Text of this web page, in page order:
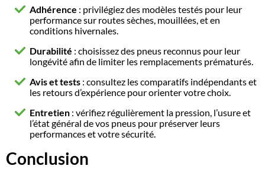
Adhérence : privilégiez des modèles testés pour leur
performance sur routes sèches, mouillées, et en
conditions hivernales.
Durabilité : choisissez des pneus reconnus pour leur
longévité afin de limiter les remplacements prématurés.
Avis et tests : consultez les comparatifs indépendants et
les retours d’expérience pour orienter votre choix.
Entretien : vérifiez régulièrement la pression, l’usure et
l’état général de vos pneus pour préserver leurs
performances et votre sécurité.
Conclusion